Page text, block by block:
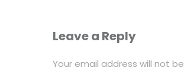
Leave a Reply
Your email address will not be